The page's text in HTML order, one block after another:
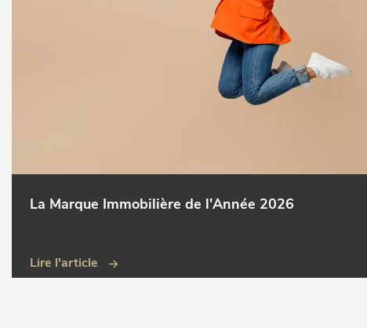
La Marque Immobilière de l'Année 2026
Lire l'article